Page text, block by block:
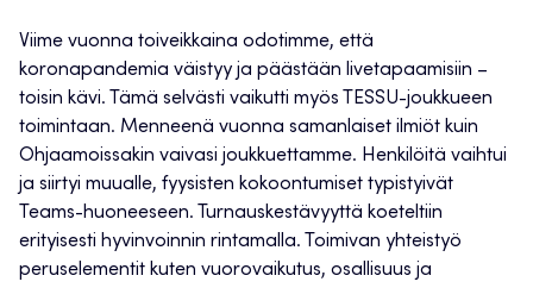
Viime vuonna toiveikkaina odotimme, että
koronapandemia väistyy ja päästään livetapaamisiin –
toisin kävi. Tämä selvästi vaikutti myös TESSU-joukkueen
toimintaan. Menneenä vuonna samanlaiset ilmiöt kuin
Ohjaamoissakin vaivasi joukkuettamme. Henkilöitä vaihtui
ja siirtyi muualle, fyysisten kokoontumiset typistyivät
Teams-huoneeseen. Turnauskestävyyttä koeteltiin
erityisesti hyvinvoinnin rintamalla. Toimivan yhteistyö
peruselementit kuten vuorovaikutus, osallisuus ja